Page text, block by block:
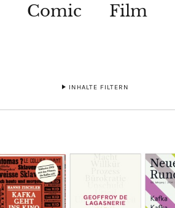
Comic Film
INHALTE FILTERN